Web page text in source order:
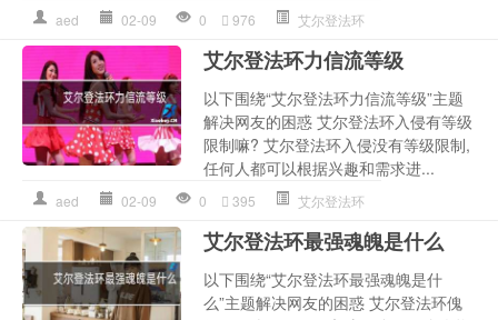
aed 02-09 0 976 艾尔登法环
艾尔登法环力信流等级
以下围绕“艾尔登法环力信流等级”主题
解决网友的困惑 艾尔登法环入侵有等级
限制嘛? 艾尔登法环入侵没有等级限制,
任何人都可以根据兴趣和需求进...
aed 02-09 0 395 艾尔登法环
艾尔登法环最强魂魄是什么
以下围绕“艾尔登法环最强魂魄是什
么”主题解决网友的困惑 艾尔登法环傀